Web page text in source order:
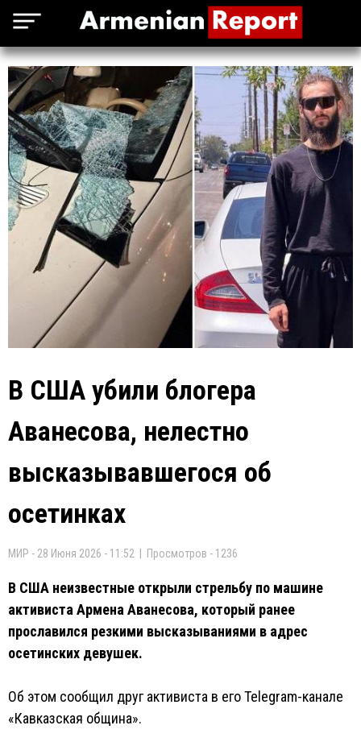
В США убили блогера
Аванесова, нелестно
высказывавшегося об
осетинках
МИР - 28 Июня 2026 - 11:52 | Просмотров - 1236
В США неизвестные открыли стрельбу по машине
активиста Армена Аванесова, который ранее
прославился резкими высказываниями в адрес
осетинских девушек.
Об этом сообщил друг активиста в его Telegram-канале
«Кавказская община».